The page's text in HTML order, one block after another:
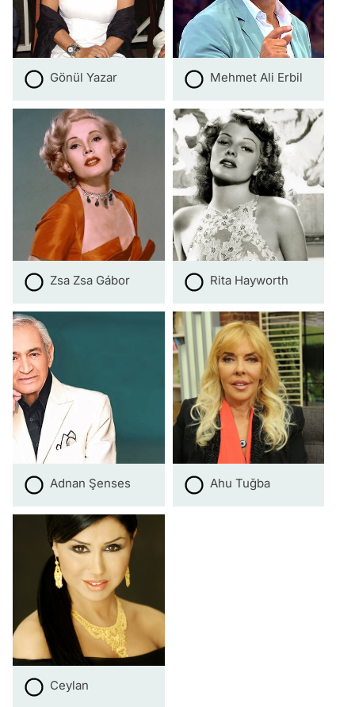
Gönül Yazar Mehmet Ali Erbil
Zsa Zsa Gábor Rita Hayworth
Adnan Şenses Ahu Tuğba
Ceylan